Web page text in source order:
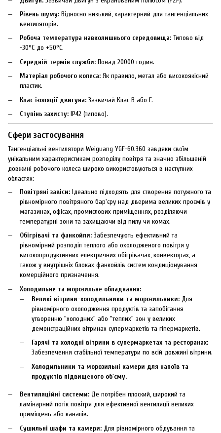
Рівень шуму: Відносно низький, характерний для тангенціальних
вентиляторів.
Робоча температура навколишнього середовища: Типово від
-30°C до +50°C.
Середній термін служби: Понад 20000 годин.
Матеріал робочого колеса: Як правило, метал або високоякісний
пластик.
Клас ізоляції двигуна: Зазвичай Клас B або F.
Ступінь захисту: IP42 (типово).
Сфери застосування
Тангенціальні вентилятори Weiguang YGF-60.360 завдяки своїм
унікальним характеристикам розподілу повітря та значно збільшеній
довжині робочого колеса широко використовуються в наступних
областях:
Повітряні завіси: Ідеально підходять для створення потужного та
рівномірного повітряного бар'єру над дверима великих проємів у
магазинах, офісах, промислових приміщеннях, розділяючи
температурні зони та захищаючи від пилу чи комах.
Обігрівачі та фанкойли: Забезпечують ефективний та
рівномірний розподіл теплого або охолодженого повітря у
високопродуктивних електричних обігрівачах, конвекторах, а
також у внутрішніх блоках фанкойлів систем кондиціонування
комерційного призначення.
Холодильне та морозильне обладнання:
Великі вітрини-холодильники та морозильники: Для
рівномірного охолодження продуктів та запобігання
утворенню "холодних" або "теплих" зон у великих
демонстраційних вітринах супермаркетів та гіпермаркетів.
Гарячі та холодні вітрини в супермаркетах та ресторанах:
Забезпечення стабільної температури по всій довжині вітрини.
Холодильники та морозильні камери для напоїв та
продуктів підвищеного об'єму.
Вентиляційні системи: Де потрібен плоский, широкий та
ламінарний потік повітря для ефективної вентиляції великих
приміщень або каналів.
Сушильні шафи та камери: Для рівномірного обдування та